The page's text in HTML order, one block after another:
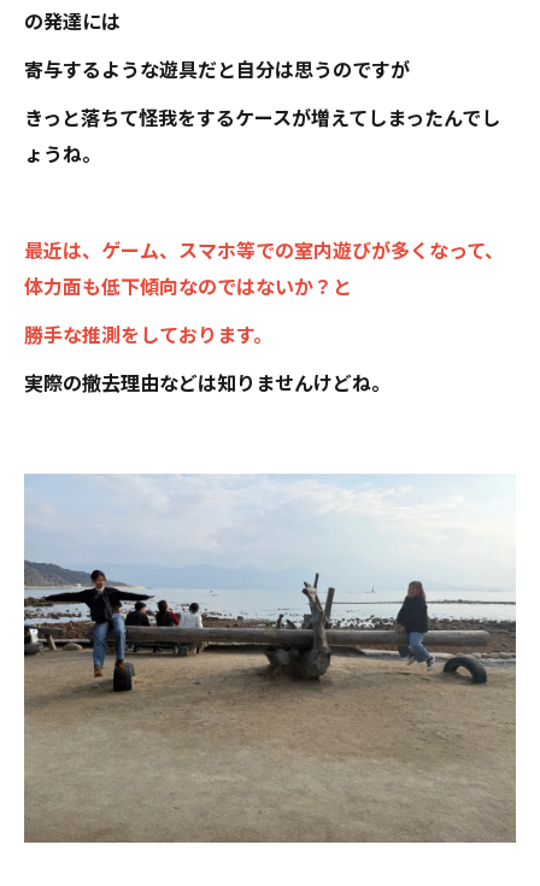
の発達には
寄与するような遊具だと自分は思うのですが
きっと落ちて怪我をするケースが増えてしまったんでし
ょうね。
最近は、ゲーム、スマホ等での室内遊びが多くなって、
体力面も低下傾向なのではないか？と
勝手な推測をしております。
実際の撤去理由などは知りませんけどね。